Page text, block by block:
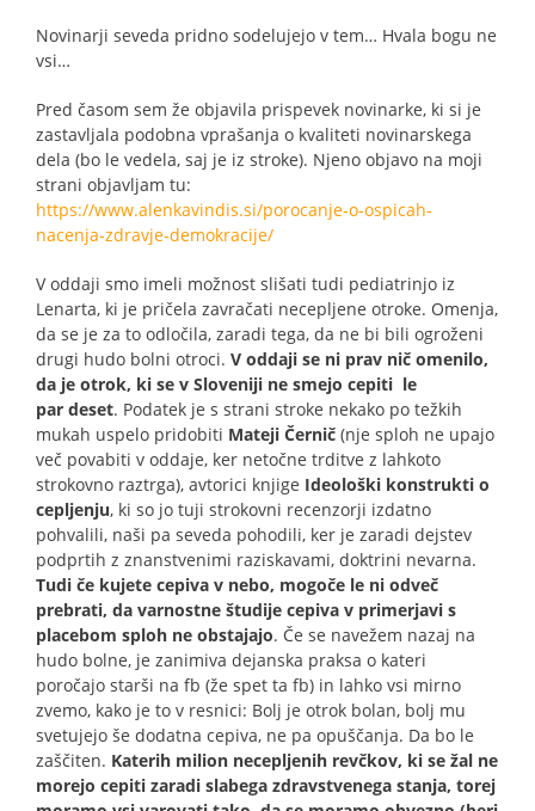
Novinarji seveda pridno sodelujejo v tem… Hvala bogu ne
vsi…
Pred časom sem že objavila prispevek novinarke, ki si je
zastavljala podobna vprašanja o kvaliteti novinarskega
dela (bo le vedela, saj je iz stroke). Njeno objavo na moji
strani objavljam tu:
https://www.alenkavindis.si/porocanje-o-ospicah-
nacenja-zdravje-demokracije/
V oddaji smo imeli možnost slišati tudi pediatrinjo iz
Lenarta, ki je pričela zavračati necepljene otroke. Omenja,
da se je za to odločila, zaradi tega, da ne bi bili ogroženi
drugi hudo bolni otroci. V oddaji se ni prav nič omenilo,
da je otrok, ki se v Sloveniji ne smejo cepiti le
par deset. Podatek je s strani stroke nekako po težkih
mukah uspelo pridobiti Mateji Černič (nje sploh ne upajo
več povabiti v oddaje, ker netočne trditve z lahkoto
strokovno raztrga), avtorici knjige Ideološki konstrukti o
cepljenju, ki so jo tuji strokovni recenzorji izdatno
pohvalili, naši pa seveda pohodili, ker je zaradi dejstev
podprtih z znanstvenimi raziskavami, doktrini nevarna.
Tudi če kujete cepiva v nebo, mogoče le ni odveč
prebrati, da varnostne študije cepiva v primerjavi s
placebom sploh ne obstajajo. Če se navežem nazaj na
hudo bolne, je zanimiva dejanska praksa o kateri
poročajo starši na fb (že spet ta fb) in lahko vsi mirno
zvemo, kako je to v resnici: Bolj je otrok bolan, bolj mu
svetujejo še dodatna cepiva, ne pa opuščanja. Da bo le
zaščiten. Katerih milion necepljenih revčkov, ki se žal ne
morejo cepiti zaradi slabega zdravstvenega stanja, torej